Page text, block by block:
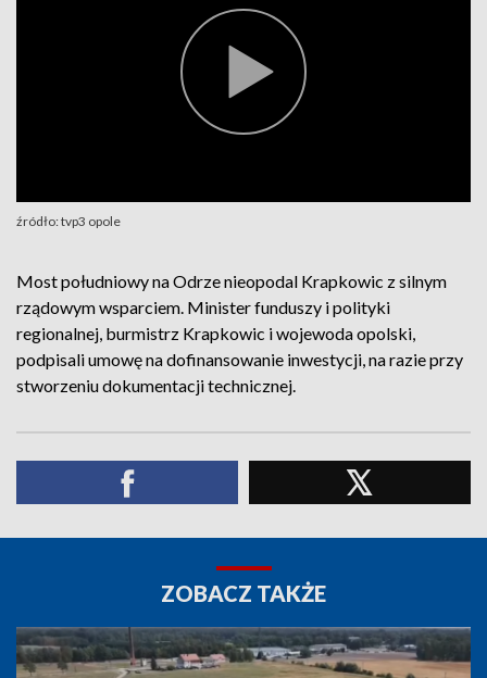
źródło: tvp3 opole
Most południowy na Odrze nieopodal Krapkowic z silnym
rządowym wsparciem. Minister funduszy i polityki
regionalnej, burmistrz Krapkowic i wojewoda opolski,
podpisali umowę na dofinansowanie inwestycji, na razie przy
stworzeniu dokumentacji technicznej.
ZOBACZ TAKŻE